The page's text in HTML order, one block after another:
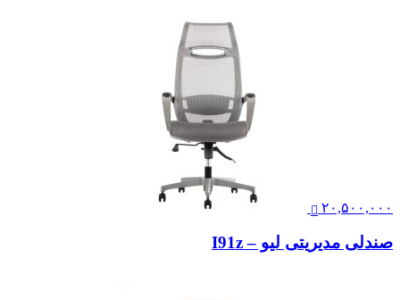
۲۰,۵۰۰,۰۰۰
صندلی مدیریتی لیو – I91z